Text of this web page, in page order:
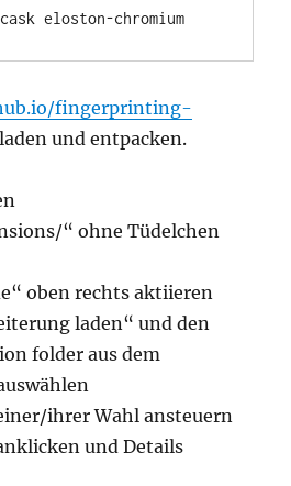
eloston-chromium
fingerprinting-
und entpacken.
“ ohne Tüdelchen
oben rechts aktiieren
laden“ und den
folder aus dem
ihrer Wahl ansteuern
und Details